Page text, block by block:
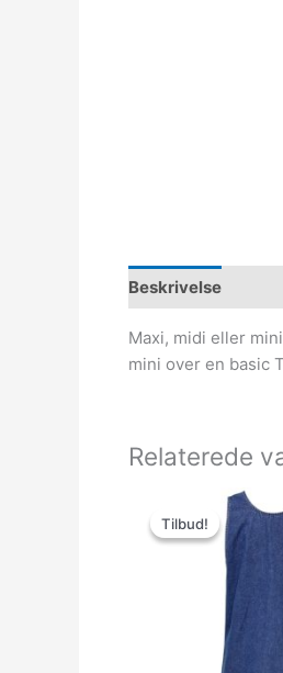
Beskrivelse
Maxi, midi eller
mini over en basic
Relaterede
Tilbud!
Tilbud!
oprindelige
pris
299.95kr..